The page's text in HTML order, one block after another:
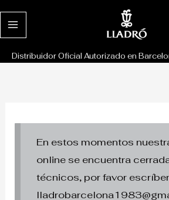
al
Distribuidor Oficial Autorizado en
En estos momentos
online se encuentra
técnicos, por favor